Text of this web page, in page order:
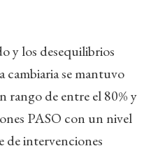
y los desequilibrios
cambiaria se mantuvo
rango de entre el 80% y
PASO con un nivel
de intervenciones